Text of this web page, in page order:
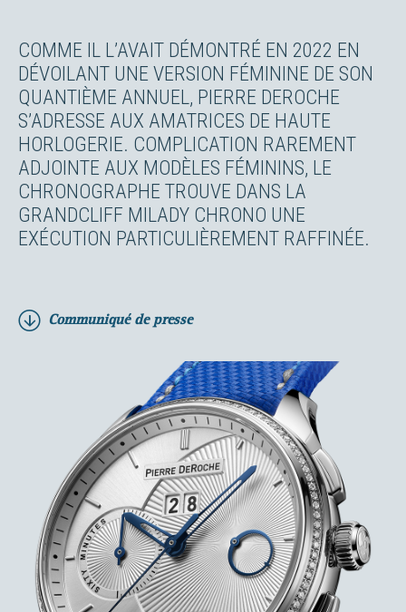
COMME IL L’AVAIT DÉMONTRÉ EN 2022 EN
DÉVOILANT UNE VERSION FÉMININE DE SON
QUANTIÈME ANNUEL, PIERRE DEROCHE
S’ADRESSE AUX AMATRICES DE HAUTE
HORLOGERIE. COMPLICATION RAREMENT
ADJOINTE AUX MODÈLES FÉMININS, LE
CHRONOGRAPHE TROUVE DANS LA
GRANDCLIFF MILADY CHRONO UNE
EXÉCUTION PARTICULIÈREMENT RAFFINÉE.
Communiqué de presse